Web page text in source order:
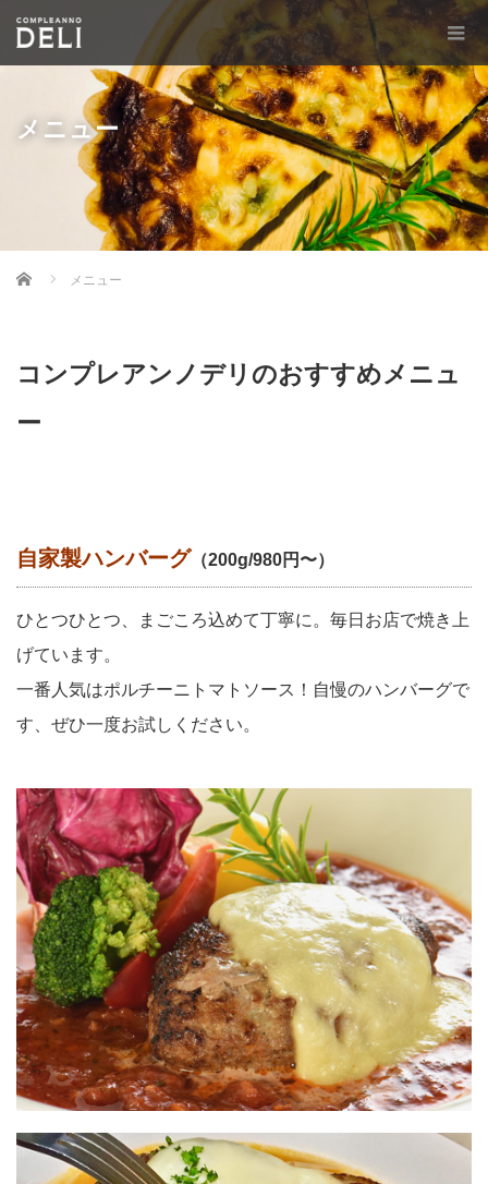
メニュー
Home メニュー
コンプレアンノデリのおすすめメニュ
ー
自家製ハンバーグ （200g/980円〜）
ひとつひとつ、まごころ込めて丁寧に。毎日お店で焼き上
げています。
一番人気はポルチーニトマトソース！自慢のハンバーグで
す、ぜひ一度お試しください。